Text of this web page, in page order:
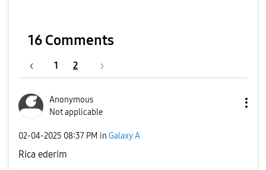
16 Comments
1 2
Anonymous
Not applicable
‎02-04-2025 08:37 PM in Galaxy A
Rica ederim